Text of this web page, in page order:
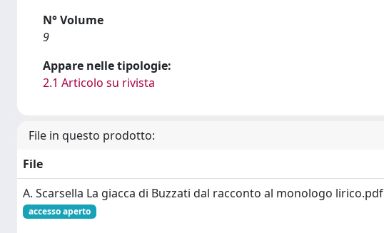
N° Volume
9
Appare nelle tipologie:
2.1 Articolo su rivista
File in questo prodotto:
File
A. Scarsella La giacca di Buzzati dal racconto al monologo lirico.pdf
accesso aperto